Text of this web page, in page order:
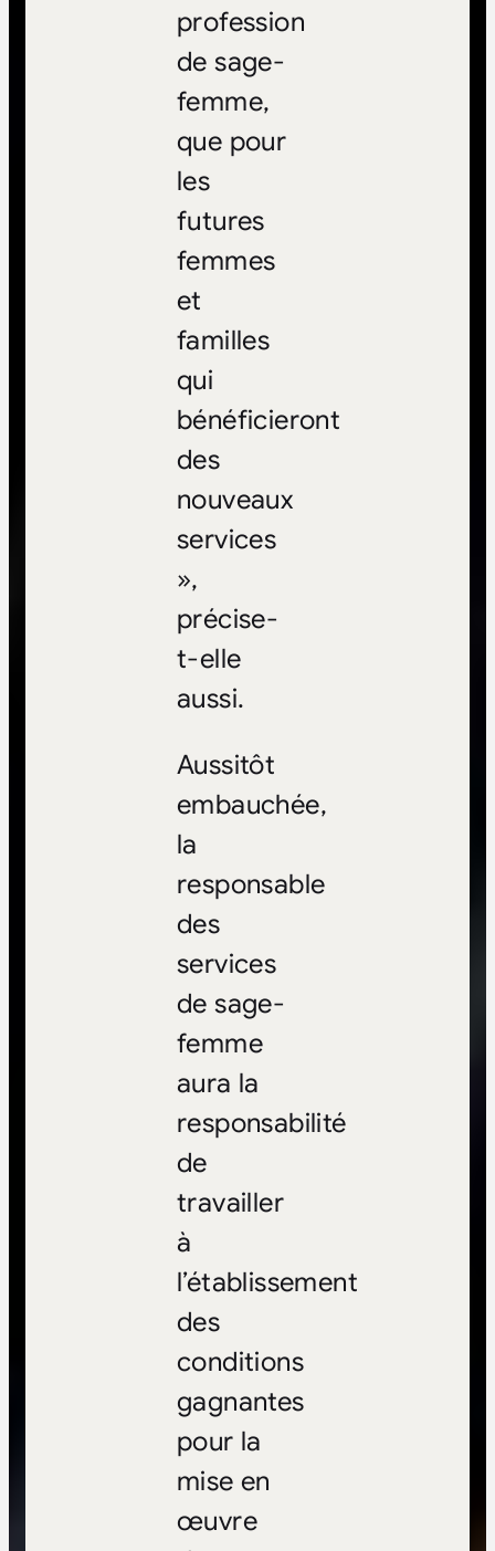
profession
de sage-
femme,
que pour
les
futures
femmes
et
familles
qui
bénéficieront
des
nouveaux
services
»,
précise-
t-elle
aussi.
Aussitôt
embauchée,
la
responsable
des
services
de sage-
femme
aura la
responsabilité
de
travailler
à
l’établissement
des
conditions
gagnantes
pour la
mise en
œuvre